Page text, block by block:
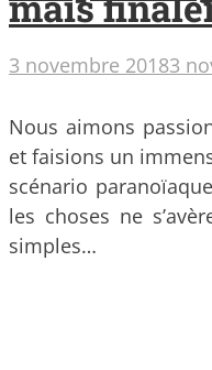
3 novembre 20183
Nous aimons
et faisions un
scénario
les choses ne
simples…